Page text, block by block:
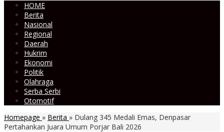
HOME
Berita
Nasional
Regional
Daerah
Hukrim
Ekonomi
Politik
Olahraga
Serba Serbi
Otomotif
Homepage » Berita » Dulang 345 Medali Emas, Denpasar
Pertahankan Juara Umum Porjar Bali 2026